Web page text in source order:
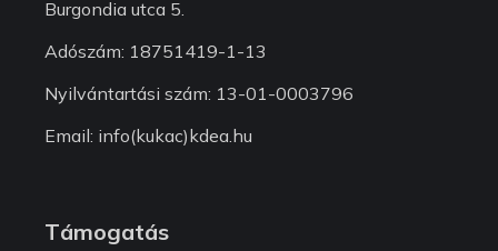
Burgondia utca 5.
Adószám: 18751419-1-13
Nyilvántartási szám: 13-01-0003796
Email: info(kukac)kdea.hu
Támogatás